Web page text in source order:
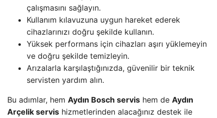
çalışmasını sağlayın.
Kullanım kılavuzuna uygun hareket ederek
cihazlarınızı doğru şekilde kullanın.
Yüksek performans için cihazları aşırı yüklemeyin
ve doğru şekilde temizleyin.
Arızalarla karşılaştığınızda, güvenilir bir teknik
servisten yardım alın.
Bu adımlar, hem Aydın Bosch servis hem de Aydın
Arçelik servis hizmetlerinden alacağınız destek ile